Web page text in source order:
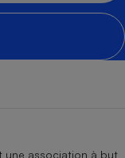
une association à but